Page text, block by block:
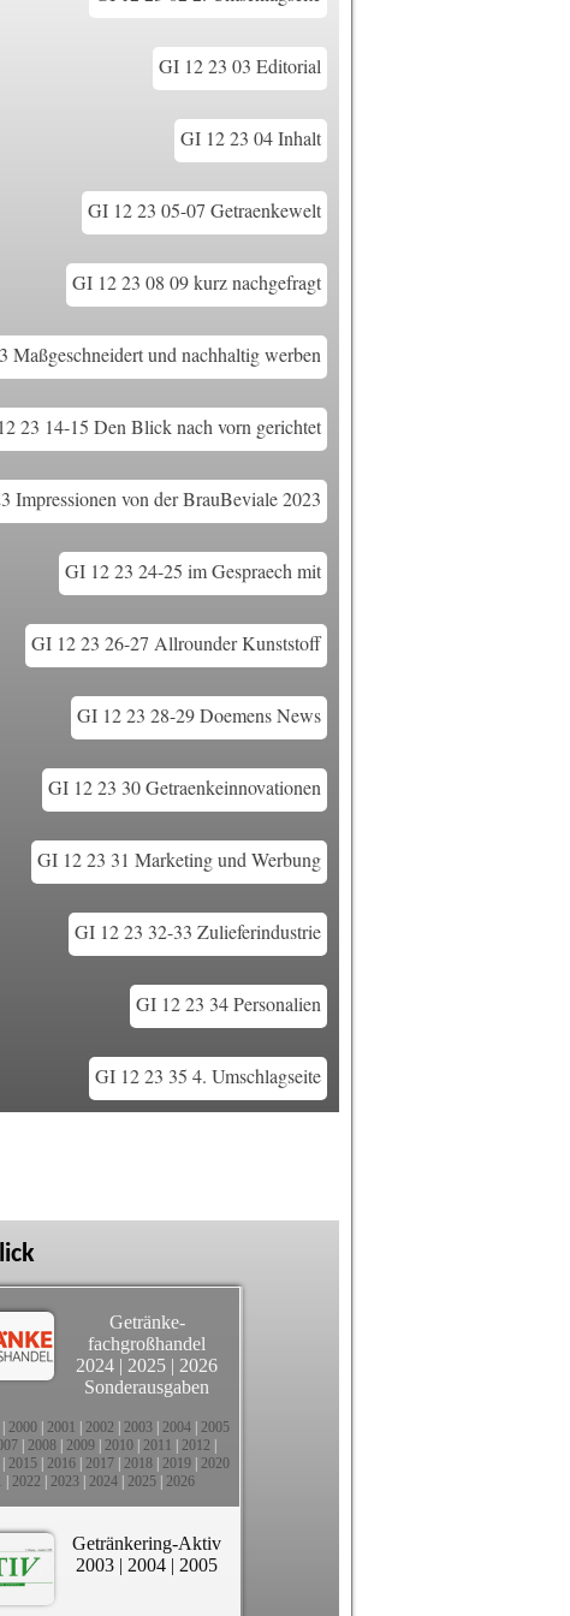
GI 12 23 03 Editorial
GI 12 23 04 Inhalt
GI 12 23 05-07 Getraenkewelt
GI 12 23 08 09 kurz nachgefragt
Maßgeschneidert und nachhaltig werben
23 14-15 Den Blick nach vorn gerichtet
Impressionen von der BrauBeviale 2023
GI 12 23 24-25 im Gespraech mit
GI 12 23 26-27 Allrounder Kunststoff
GI 12 23 28-29 Doemens News
GI 12 23 30 Getraenkeinnovationen
GI 12 23 31 Marketing und Werbung
GI 12 23 32-33 Zulieferindustrie
GI 12 23 34 Personalien
GI 12 23 35 4. Umschlagseite
Getränke-
fachgroßhandel
2024 | 2025 | 2026
Sonderausgaben
2000 2001 2002 2003 2004 2005
2008 2009 2010 2011 2012
2015 2016 2017 2018 2019 2020
2022 2023| 2024| 2025| 2026
Getränkering-Aktiv
2003 | 2004 | 2005